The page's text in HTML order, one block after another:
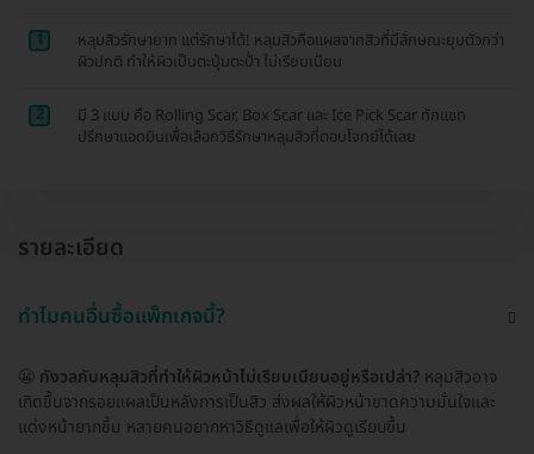
1
หลุมสิวรักษายาก แต่รักษาได้! หลุมสิวคือแผลจากสิวที่มีลักษณะยุบตัวกว่า
ผิวปกติ ทำให้ผิวเป็นตะปุ่มตะป่ำ ไม่เรียบเนียน
2
มี 3 แบบ คือ Rolling Scar, Box Scar และ Ice Pick Scar ทักแชท
ปรึกษาแอดมินเพื่อเลือกวิธีรักษาหลุมสิวที่ตอบโจทย์ได้เลย
รายละเอียด
ทำไมคนอื่นซื้อแพ็กเกจนี้?
😬 กังวลกับหลุมสิวที่ทำให้ผิวหน้าไม่เรียบเนียนอยู่หรือเปล่า? หลุมสิวอาจ
เกิดขึ้นจากรอยแผลเป็นหลังการเป็นสิว ส่งผลให้ผิวหน้าขาดความมั่นใจและ
แต่งหน้ายากขึ้น หลายคนอยากหาวิธีดูแลเพื่อให้ผิวดูเรียบขึ้น